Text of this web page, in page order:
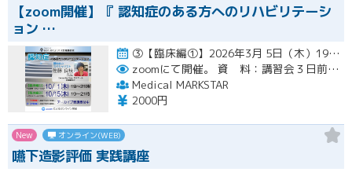
【zoom開催】『 認知症のある方へのリハビリテーシ
ョン …
③【臨床編①】2026年3月 5日（木）19:00〜21:00（アーカイブ配信１ヶ月間） ④【臨床編②】2026年…開催
zoomにて開催。
資 料：講習会３日前までに、PDFデータまたはGoogleドライブにてお送りいたします。
Medical MARKSTAR
2000円
New オンライン(WEB)
嚥下造影評価 実践講座